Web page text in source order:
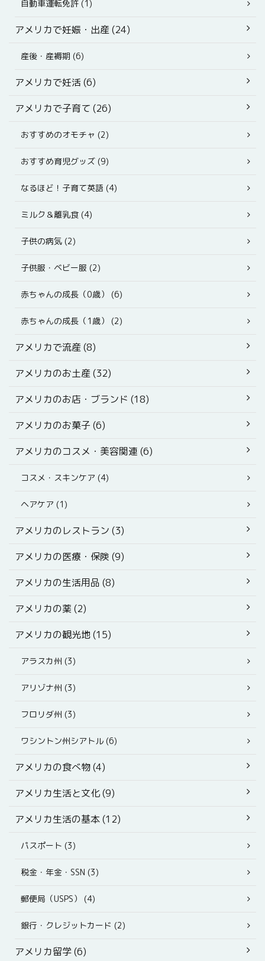
自動車運転免許 (1)
アメリカで妊娠・出産 (24)
産後・産褥期 (6)
アメリカで妊活 (6)
アメリカで子育て (26)
おすすめのオモチャ (2)
おすすめ育児グッズ (9)
なるほど！子育て英語 (4)
ミルク＆離乳食 (4)
子供の病気 (2)
子供服・ベビー服 (2)
赤ちゃんの成長（0歳） (6)
赤ちゃんの成長（1歳） (2)
アメリカで流産 (8)
アメリカのお土産 (32)
アメリカのお店・ブランド (18)
アメリカのお菓子 (6)
アメリカのコスメ・美容関連 (6)
コスメ・スキンケア (4)
ヘアケア (1)
アメリカのレストラン (3)
アメリカの医療・保険 (9)
アメリカの生活用品 (8)
アメリカの薬 (2)
アメリカの観光地 (15)
アラスカ州 (3)
アリゾナ州 (3)
フロリダ州 (3)
ワシントン州シアトル (6)
アメリカの食べ物 (4)
アメリカ生活と文化 (9)
アメリカ生活の基本 (12)
パスポート (3)
税金・年金・SSN (3)
郵便局（USPS） (4)
銀行・クレジットカード (2)
アメリカ留学 (6)